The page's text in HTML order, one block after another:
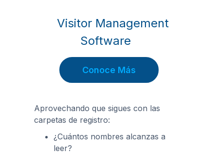
Visitor Management
Software
Conoce Más
Aprovechando que sigues con las
carpetas de registro:
¿Cuántos nombres alcanzas a
leer?